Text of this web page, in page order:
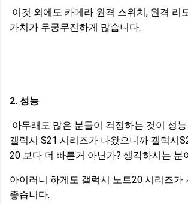
이것 외에도 카메라 원격 스위치, 원격 리
가치가 무궁무진하게 많습니다.
2. 성능
아무래도 많은 분들이 걱정하는 것이 성
갤럭시 S21 시리즈가 나왔으니까 갤럭시
20 보다 더 빠른거 아닌가? 생각하시는 분
아이러니 하게도 갤럭시 노트20 시리즈가
좋습니다.